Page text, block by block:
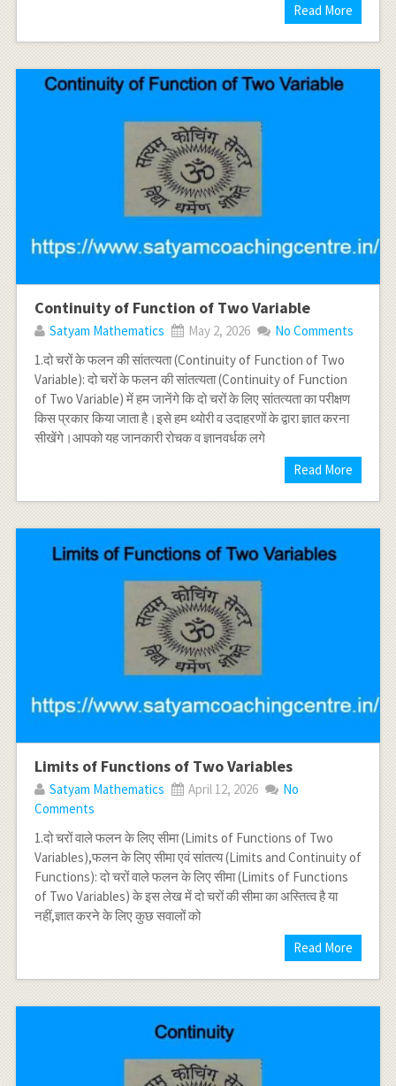
Read More
Continuity of Function of Two Variable
Satyam Mathematics May 2, 2026
No Comments
1.दो चरों के फलन की सांतत्यता (Continuity of Function of Two
Variable): दो चरों के फलन की सांतत्यता (Continuity of Function
of Two Variable) में हम जानेंगे कि दो चरों के लिए सांतत्यता का परीक्षण
किस प्रकार किया जाता है।इसे हम थ्योरी व उदाहरणों के द्वारा ज्ञात करना
सीखेंगे।आपको यह जानकारी रोचक व ज्ञानवर्धक लगे
Read More
Limits of Functions of Two Variables
Satyam Mathematics April 12, 2026
No
Comments
1.दो चरों वाले फलन के लिए सीमा (Limits of Functions of Two
Variables),फलन के लिए सीमा एवं सांतत्य (Limits and Continuity of
Functions): दो चरों वाले फलन के लिए सीमा (Limits of Functions
of Two Variables) के इस लेख में दो चरों की सीमा का अस्तित्व है या
नहीं,ज्ञात करने के लिए कुछ सवालों को
Read More